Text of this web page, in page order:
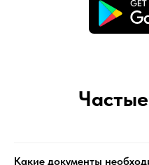
Какие документы